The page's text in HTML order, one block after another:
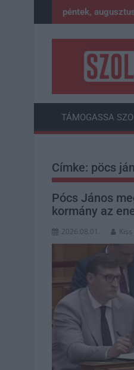
to
péntek,
TÁMOGASSA
Címke: pöcs
Pócs János
kormány az
2026.08.01.